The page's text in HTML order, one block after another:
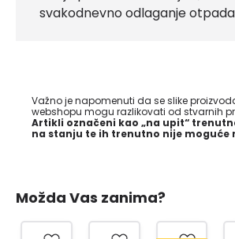
svakodnevno odlaganje
Važno je napomenuti da se slike
webshopu mogu razlikovati od stvarnih
Artikli označeni kao „na upit“
na stanju te ih trenutno nije moguće
Možda Vas zanima?